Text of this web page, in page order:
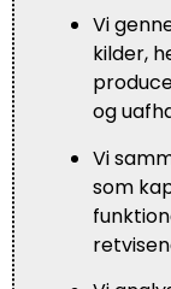
Vi
kilder,
og
Vi
som